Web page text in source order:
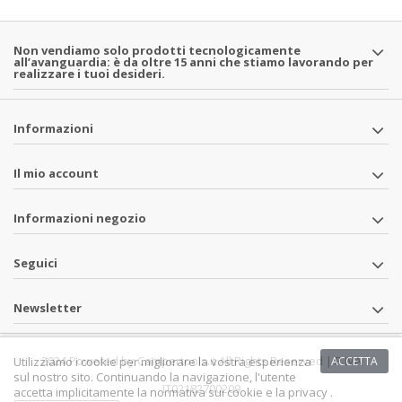
Non vendiamo solo prodotti tecnologicamente
all’avanguardia: è da oltre 15 anni che stiamo lavorando per
realizzare i tuoi desideri.
Informazioni
Il mio account
Informazioni negozio
Seguici
Newsletter
2024 Powered by Campertools.it All Rights Reserved | P.IVA
IT02182700209
ACCETTA
Utilizziamo i cookie per migliorare la vostra esperienza
sul nostro sito. Continuando la navigazione, l'utente
accetta implicitamente la normativa sui cookie e la privacy .